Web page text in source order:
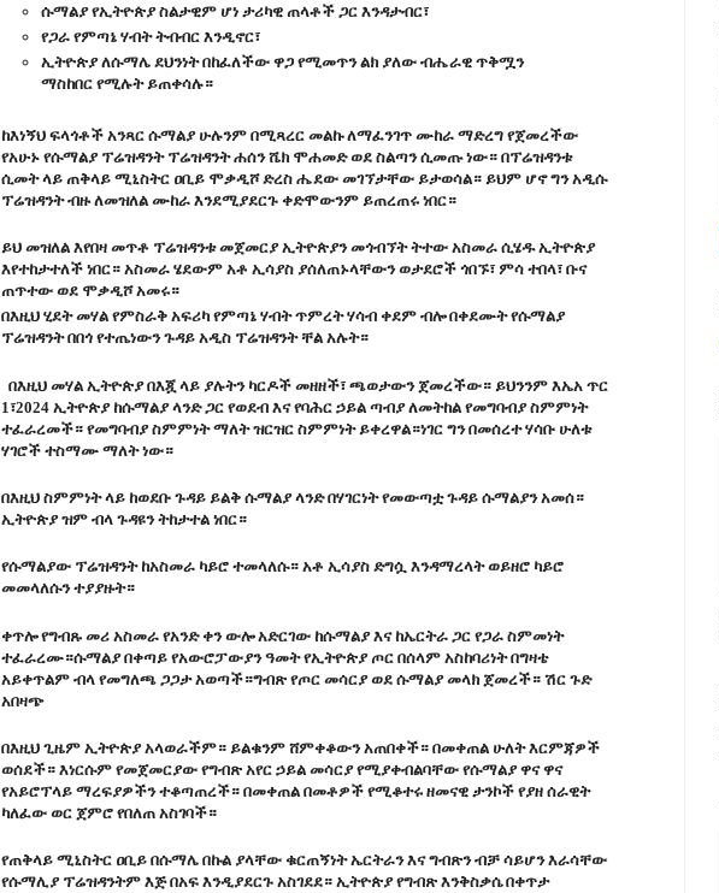
ሱማልያ የኢትዮጵያ ስልታዊም ሆነ ታሪካዊ ጠላቶች ጋር እንዳታብር፣
የጋራ የምጣኔ ሃብት ትብብር እንዲኖር፣
ኢትዮጵያ ለሱማሌ ደህንነት በከፈለችው ዋጋ የሚመጥን ልክ ያለው ብሔራዊ ጥቅሟን
ማስከበር የሚሉት ይጠቀሳሉ።
ከእነኝህ ፍላጎቶች አንጻር ሱማልያ ሁሉንም በሚጻረር መልኩ ለማፈንገጥ ሙከራ ማድረግ የጀመረችው
የአሁኑ የሱማልያ ፕሬዝዳንት ፕሬዝዳንት ሐሰን ሼክ ሞሐመድ ወደ ስልጣን ሲመጡ ነው። በፕሬዝዳንቱ
ሲመት ላይ ጠቅላይ ሚኒስትር ዐቢይ ሞቃዲሾ ድረስ ሔደው መገኘታቸው ይታወሳል። ይህም ሆኖ ግን አዲሱ
ፕሬዝዳንት ብዙ ለመዝለል ሙከራ እንደሚያደርጉ ቀድሞውንም ይጠረጠሩ ነበር።
ይህ መዝለል እየበዛ መጥቶ ፕሬዝዳንቱ መጀመርያ ኢትዮጵያን መጎብኘት ትተው አስመራ ሲሄዱ ኢትዮጵያ
እየተከታተለች ነበር። አስመራ ሄደውም አቶ ኢሳያስ ያሰለጠኑላቸውን ወታደሮች ጎበኙ፣ ምሳ ተበላ፣ ቡና
ጠጥተው ወደ ሞቃዲሾ አመሩ።
በእዚህ ሂደት መሃል የምስራቅ አፍሪካ የምጣኔ ሃብት ጥምረት ሃሳብ ቀደም ብሎ በቀደሙት የሱማልያ
ፕሬዝዳንት በበጎ የተጤነውን ጉዳይ አዲስ ፕሬዝዳንት ቸል አሉት።
በእዚህ መሃል ኢትዮጵያ በእጇ ላይ ያሉትን ካርዶች መዘዘች፣ ጫወታውን ጀመረችው። ይህንንም እኤአ ጥር
1፣2024 ኢትዮጵያ ከሱማልያ ላንድ ጋር የወደብ እና የባሕር ኃይል ጣብያ ለመትከል የመግባብያ ስምምነት
ተፈራረመች። የመግባብያ ስምምነት ማለት ዝርዝር ስምምነት ይቀረዋል።ነገር ግን በመሰረተ ሃሳቡ ሁለቱ
ሃገሮች ተስማሙ ማለት ነው።
በእዚህ ስምምነት ላይ ከወደቡ ጉዳይ ይልቅ ሱማልያ ላንድ በሃገርነት የመውጣቷ ጉዳይ ሱማልያን አመሰ።
ኢትዮጵያ ዝም ብላ ጉዳዩን ትከታተል ነበር።
የሱማልያው ፕሬዝዳንት ከአስመራ ካይሮ ተመላለሱ። አቶ ኢሳያስ ድግሷ እንዳማረላት ወይዘሮ ካይሮ
መመላለሱን ተያያዙት።
ቀጥሎ የግብጹ መሪ አስመራ የአንድ ቀን ውሎ አድርገው ከሱማልያ እና ከኤርትራ ጋር የጋራ ስምመነት
ተፈራረሙ።ሱማልያ በቀጣይ የአውሮፓውያን ዓመት የኢትዮጵያ ጦር በሰላም አስከባሪነት በግዛቴ
አይቀጥልም ብላ የመግለጫ ጋጋታ አወጣች።ግብጽ የጦር መሳርያ ወደ ሱማልያ መላክ ጀመረች። ሽር ጉድ
አበዛጭ
በእዚህ ጊዜም ኢትዮጵያ አላወራችም። ይልቁንም ሸምቀቆውን አጠበቀች። በመቀጠል ሁለት እርምጃዎች
ወሰደች። እነርሱም የመጀመርያው የግብጽ አየር ኃይል መሳርያ የሚያቀብልባቸው የሱማልያ ዋና ዋና
የአይሮፕላይ ማረፍያዎችን ተቆጣጠረች። በመቀጠል በመቶዎች የሚቆተሩ ዘመናዊ ታንኮች የያዘ ሰራዊት
ካለፈው ወር ጀምሮ የበለጠ አስገባች።
የጠቅላይ ሚኒስትር ዐቢይ በሱማሌ በኩል ያላቸው ቁርጠኝነት ኤርትራን እና ግብጽን ብቻ ሳይሆን እራሳቸው
የሱማሊያ ፕሬዝዳንትም እጅ በአፍ እንዲያደርጉ አስገደደ። ኢትዮጵያ የግብጽ እንቅስቃሴ በቀጥታ